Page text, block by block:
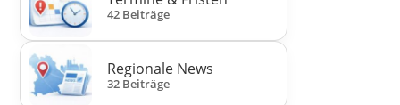
42 Beiträge
Regionale News
32 Beiträge